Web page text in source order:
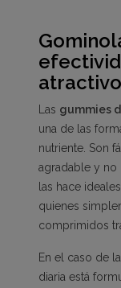
atractivo
Las gummies
una de las
nutriente. Son
agradable y no
las hace
quienes
comprimidos
En el caso de
diaria está